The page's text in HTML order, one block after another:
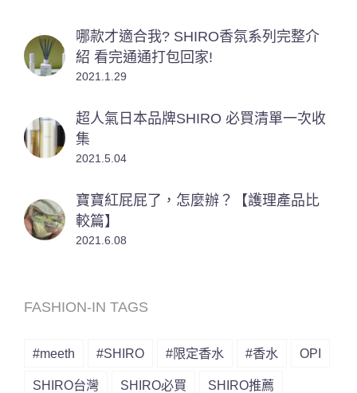
哪款才適合我? SHIRO香氛系列完整介
紹 看完通通打包回家!
2021.1.29
超人氣日本品牌SHIRO 必買清單一次收
集
2021.5.04
寶寶紅屁屁了，怎麼辦？【護理產品比
較篇】
2021.6.08
FASHION-IN TAGS
#meeth #SHIRO #限定香水 #香水 OPI
SHIRO台灣 SHIRO必買 SHIRO推薦